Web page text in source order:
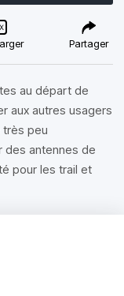
Partager
au départ de
aux autres usagers
peu
des antennes de
pour les trail et